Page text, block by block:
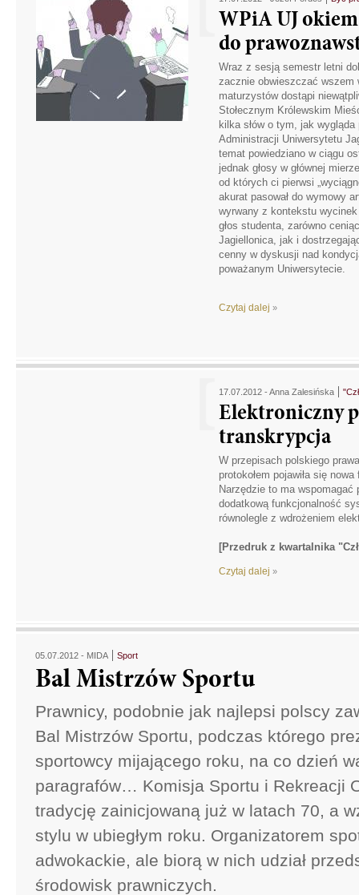
WPiA UJ
do
Wraz z sesją semestr letni
zacznie obwieszczać wszem
maturzystów dostąpi
Stołecznym Królewskim
kilka słów o tym, jak
Administracji Uniwersytetu
temat powiedziano w ciągu
jednak głosy w głównej
od których ci pierwsi
akurat pasował do wymowy
wyrwany z kontekstu
głos studenta, zarówno
Jagiellonica, jak i
cenny w dyskusji nad
poważanym Uniwersytecie.
Czytaj dalej »
17.07.2012 - Anna Zalesińska
Elektroniczny
transkrypcja
W przepisach polskiego
protokołem pojawiła się
Narzędzie to ma
dodatkową funkcjonalność
równolegle z wdrożeniem
[Przedruk z kwartalnika
Czytaj dalej »
05.07.2012 - MIDA Sport
Bal Mistrzów Sportu
Prawnicy, podobnie jak najlepsi polscy
Bal Mistrzów Sportu, podczas którego
sportowcy mijającego roku, na co dzień
paragrafów… Komisja Sportu i Rekreacji
tradycję zainicjowaną już w latach 70, a
stylu w ubiegłym roku. Organizatorem
adwokackie, ale biorą w nich udział
środowisk prawniczych.